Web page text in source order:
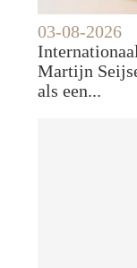
03-08-2026
Martijn
als een...